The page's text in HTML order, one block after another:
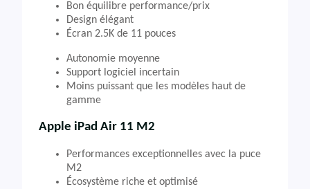
Bon équilibre performance/prix
Design élégant
Écran 2.5K de 11 pouces
Autonomie moyenne
Support logiciel incertain
Moins puissant que les modèles haut de
gamme
Apple iPad Air 11 M2
Performances exceptionnelles avec la puce
M2
Écosystème riche et optimisé